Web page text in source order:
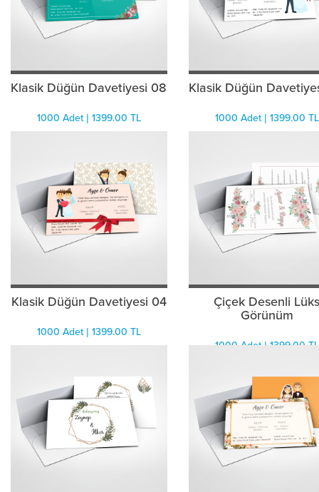
Klasik Düğün Davetiyesi 08
1000 Adet | 1399.00 TL
Klasik Düğün
1000 Adet | 1399.00 TL
Klasik Düğün Davetiyesi 04
1000 Adet | 1399.00 TL
Çiçek Desenli
Görünüm
1000 Adet | 1399.00 TL